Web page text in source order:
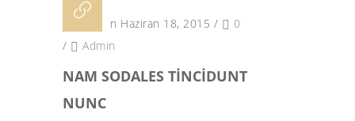
Posted on Haziran 18, 2015 /
0
/
Admin
NAM SODALES TINCIDUNT
NUNC